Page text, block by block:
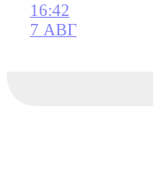
16:42
7 АВГ